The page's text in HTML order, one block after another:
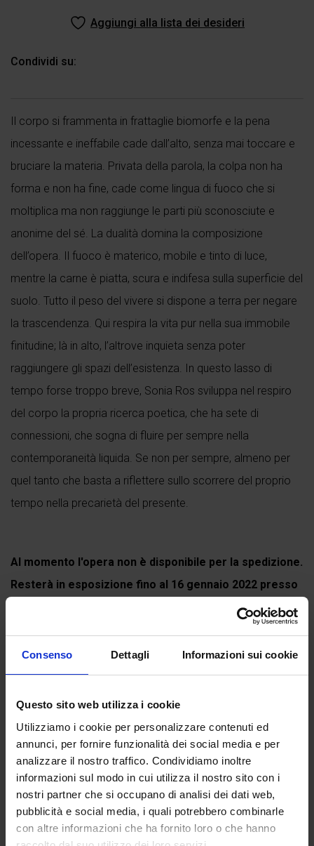
Consenso Dettagli Informazioni sui cookie
Questo sito web utilizza i cookie
Utilizziamo i cookie per personalizzare contenuti ed
annunci, per fornire funzionalità dei social media e per
analizzare il nostro traffico. Condividiamo inoltre
informazioni sul modo in cui utilizza il nostro sito con i
nostri partner che si occupano di analisi dei dati web,
pubblicità e social media, i quali potrebbero combinarle
con altre informazioni che ha fornito loro o che hanno
Aggiungi alla lista dei desideri
Condividi su:
Il corpo si frammenta in frattaglie biomorfe e la pena
incessante e ineffabile cade dall’alto, senza mai toccare e
bruciare la materia. Privata della parola, la colpa non ha
forma e non ha fine, cade come lingua di fuoco che si
moltiplica ma non raggiunge le parti più sconosciute e
anonime del sé. La dualità domina la composizione
dell’opera. Il fuoco è materico, mobile e tinto di luce,
mentre la carne è piatta, scura e indifesa sulla superficie del
suolo. Tutto il peso del vivere si dispone a terra per negare
la trascendenza. Qui respira la vita pur nella sua immobile
finitudine; là in alto, l’altrove inquieta senza poter
raggiungere gli spazi dell’esistenza. In questo lasso di
tempo forse troppo breve, Sonia Ros sviluppa nel respiro
del corpo la propria ricerca poetica, che ha sete di
connessioni, che sogna di fluire per sempre nella
contemporaneità liquida. Se non per sempre, almeno per
quel tanto che basta a riflettere sullo scorrere del proprio
tempo nella precarietà del presente.
Al momento l'opera non è disponibile per la spedizione.
Resterà in esposizione fino al 16 gennaio 2022 presso
il Museo Casa Gaia a Portobuffolè (Treviso) per la
Continua a leggere
Recensioni
Ancora non ci sono recensioni.
(Click here to login and review this product)